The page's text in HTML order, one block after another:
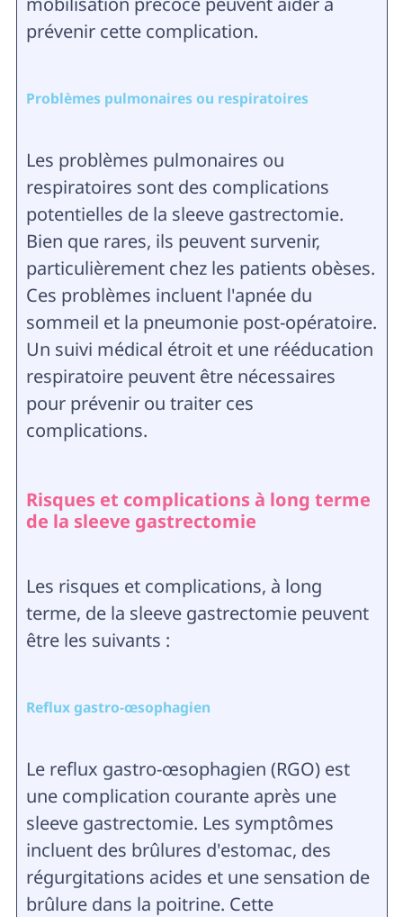
prévenir cette complication.
Problèmes pulmonaires ou respiratoires
Les problèmes pulmonaires ou
respiratoires sont des complications
potentielles de la sleeve gastrectomie.
Bien que rares, ils peuvent survenir,
particulièrement chez les patients obèses.
Ces problèmes incluent l'apnée du
sommeil et la pneumonie post-opératoire.
Un suivi médical étroit et une rééducation
respiratoire peuvent être nécessaires
pour prévenir ou traiter ces
complications.
Risques et complications à long terme
de la sleeve gastrectomie
Les risques et complications, à long
terme, de la sleeve gastrectomie peuvent
être les suivants :
Reflux gastro-œsophagien
Le reflux gastro-œsophagien (RGO) est
une complication courante après une
sleeve gastrectomie. Les symptômes
incluent des brûlures d'estomac, des
régurgitations acides et une sensation de
brûlure dans la poitrine. Cette